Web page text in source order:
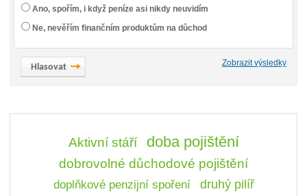
Ano, spořím, i když peníze asi nikdy neuvidím
Ne, nevěřím finančním produktům na důchod
Zobrazit výsledky
Aktivní stáří doba pojištění
dobrovolné důchodové pojištění
doplňkové penzijní spoření druhý pilíř